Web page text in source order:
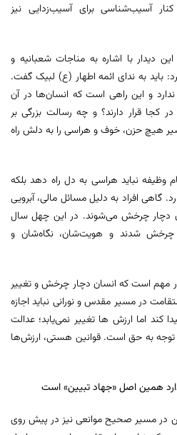
آسیب‌شناسی برای آسیب‌زدایی نیز
دیدار با اشاره به مناجات شعبانیه و
باید به ندای ائمه اطهار (ع) لبیک گفت.
و این راهی است که انسان‌ها در آن
کجا قرار دارند؟ و چه رسالت بزرگی بر
هیچ حزن، خوف و هراسی را به دلش راه
وظیفه نباید هراسی به دل راه دهد بلکه
گاهی افراد به دلیل مسائل مالی، آبرویی
دچار چرخش می‌شوند. در این چهل سال
چرخش شدند و هویت‌شان، نگاه‌شان و
مهم است که انسان دچار چرخش و تغییر
در مسیر مقدس و نورانی نباید اجازه
اما ارزش ها تغییر نمی‌یابد؛ عدالت
به حق است. قوانین هستی، ارزش‌ها
همین اصل «جهاد تبیین» است
در مسیر صحیح موانعی نیز در پیش روی